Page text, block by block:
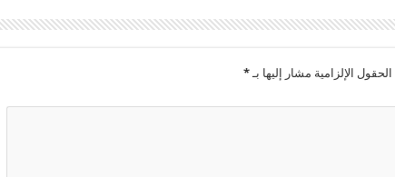
الحقول الإلزامية مشار إليها بـ*